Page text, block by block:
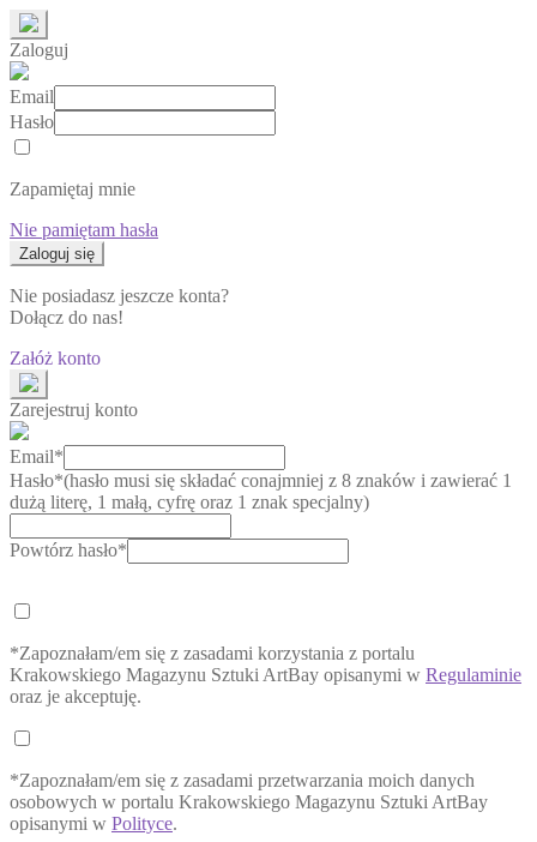
Zaloguj
Email
Hasło
Zapamiętaj mnie
Nie pamiętam hasła
Nie posiadasz jeszcze konta?
Dołącz do nas!
Załóż konto
Zarejestruj konto
Email*
Hasło*(hasło musi się składać conajmniej z 8 znaków i zawierać 1
dużą literę, 1 małą, cyfrę oraz 1 znak specjalny)
Powtórz hasło*
*Zapoznałam/em się z zasadami korzystania z portalu
Krakowskiego Magazynu Sztuki ArtBay opisanymi w Regulaminie
oraz je akceptuję.
*Zapoznałam/em się z zasadami przetwarzania moich danych
osobowych w portalu Krakowskiego Magazynu Sztuki ArtBay
opisanymi w Polityce.